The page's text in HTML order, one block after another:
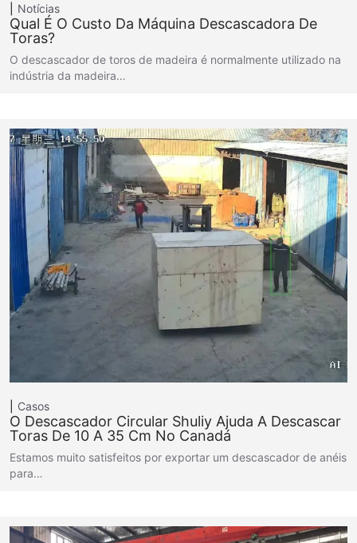
Notícias
Qual É O Custo Da Máquina Descascadora De
Toras?
O descascador de toros de madeira é normalmente utilizado na
indústria da madeira…
Casos
O Descascador Circular Shuliy Ajuda A Descascar
Toras De 10 A 35 Cm No Canadá
Estamos muito satisfeitos por exportar um descascador de anéis
para…